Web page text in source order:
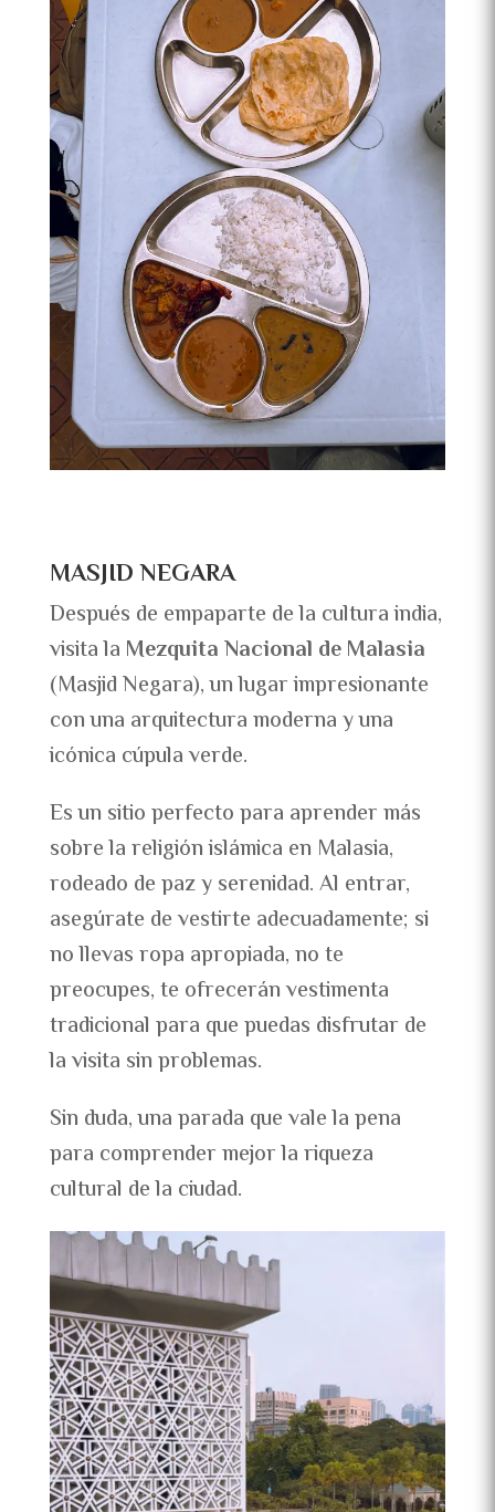
MASJID NEGARA
Después de empaparte de la cultura india,
visita la Mezquita Nacional de Malasia
(Masjid Negara), un lugar impresionante
con una arquitectura moderna y una
icónica cúpula verde.
Es un sitio perfecto para aprender más
sobre la religión islámica en Malasia,
rodeado de paz y serenidad. Al entrar,
asegúrate de vestirte adecuadamente; si
no llevas ropa apropiada, no te
preocupes, te ofrecerán vestimenta
tradicional para que puedas disfrutar de
la visita sin problemas.
Sin duda, una parada que vale la pena
para comprender mejor la riqueza
cultural de la ciudad.